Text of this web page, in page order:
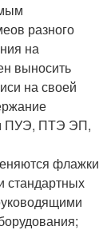
разного
на
выносить
на своей
ПУЭ, ПТЭ ЭП,
флажки
стандартных